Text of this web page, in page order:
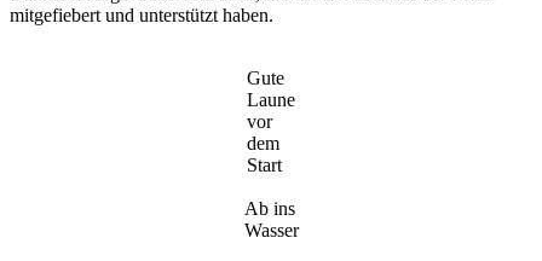
mitgefiebert und unterstützt haben.
Gute
Laune
vor
dem
Start
Ab ins
Wasser